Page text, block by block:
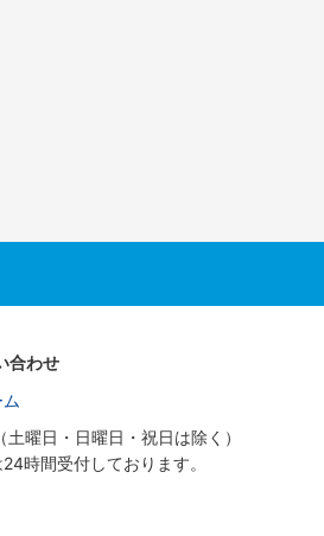
合わせ
曜日・日曜日・祝日は除く）
時間受付しております。